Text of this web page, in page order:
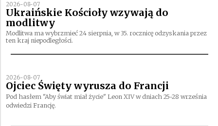
2026-08-07
Ukraińskie Kościoły wzywają do
modlitwy
Modlitwa ma wybrzmieć 24 sierpnia, w 35. rocznicę odzyskania przez
ten kraj niepodległości.
2026-08-07
Ojciec Święty wyrusza do Francji
Pod hasłem "Aby świat miał życie" Leon XIV w dniach 25-28 września
odwiedzi Francję.